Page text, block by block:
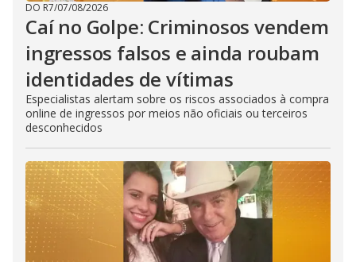
DO R7/07/08/2026
Caí no Golpe: Criminosos vendem
ingressos falsos e ainda roubam
identidades de vítimas
Especialistas alertam sobre os riscos associados à compra
online de ingressos por meios não oficiais ou terceiros
desconhecidos